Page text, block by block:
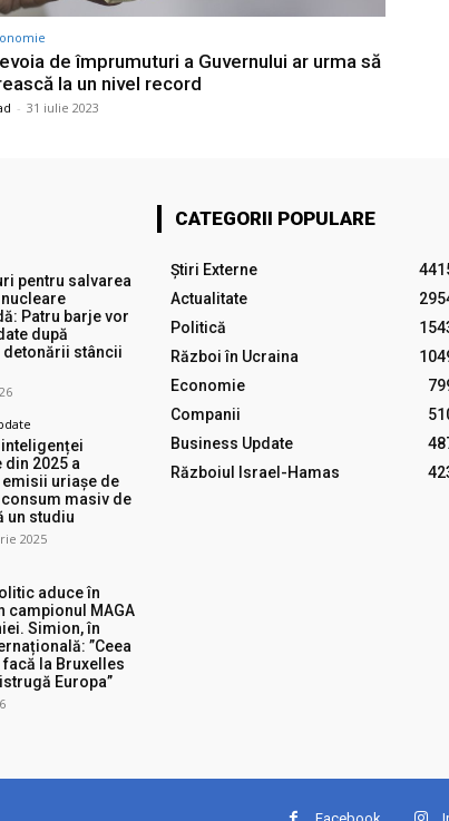
de împrumuturi a Guvernului ar urma să
la un nivel record
- 31 iulie 2023
pentru salvarea
Patru barje vor
după
detonării stâncii
2025 a
uriașe de
consum masiv de
un studiu
2025
aduce în
campionul MAGA
Simion, în
”Ceea
facă la Bruxelles
Europa”
CATEGORII POPULARE
Știri Externe
Actualitate
Politică
Război în Ucraina
Economie
Companii
Business Update
Războiul Israel-Hamas